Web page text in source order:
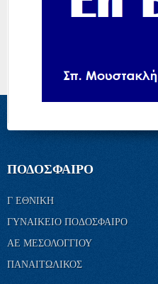
ΠΟΔΟΣΦΑΙΡΟ
Γ ΕΘΝΙΚΗ
ΓΥΝΑΙΚΕΙΟ ΠΟΔΟΣΦΑΙΡΟ
ΑΕ ΜΕΣΟΛΟΓΓΙΟΥ
ΠΑΝΑΙΤΩΛΙΚΟΣ